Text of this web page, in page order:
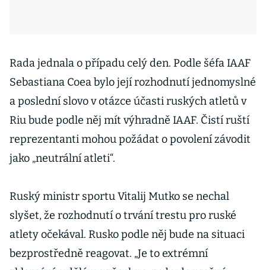
Rada jednala o případu celý den. Podle šéfa IAAF
Sebastiana Coea bylo její rozhodnutí jednomyslné
a poslední slovo v otázce účasti ruských atletů v
Riu bude podle něj mít výhradně IAAF. Čistí ruští
reprezentanti mohou požádat o povolení závodit
jako „neutrální atleti“.
Ruský ministr sportu Vitalij Mutko se nechal
slyšet, že rozhodnutí o trvání trestu pro ruské
atlety očekával. Rusko podle něj bude na situaci
bezprostředně reagovat. „Je to extrémní